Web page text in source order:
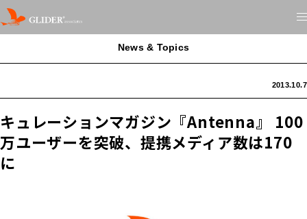
News & Topics
2013.10.7
キュレーションマガジン『Antenna』 100
万ユーザーを突破、提携メディア数は170
に